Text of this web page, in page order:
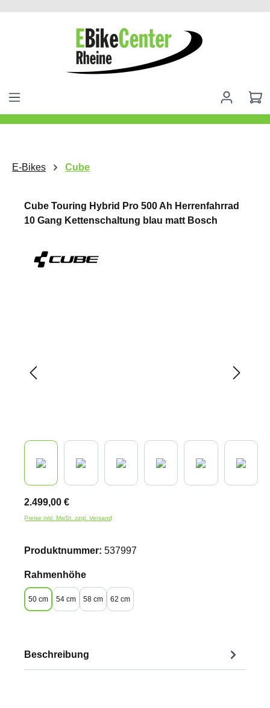
springen
E-Bikes Cube
Cube Touring Hybrid Pro 500 Ah Herrenfahrrad
10 Gang Kettenschaltung blau matt Bosch
2.499,00 €
Preise inkl. MwSt. zzgl. Versand
Produktnummer: 537997
Rahmenhöheauswählen
50 cm 54 cm 58 cm 62 cm
Beschreibung